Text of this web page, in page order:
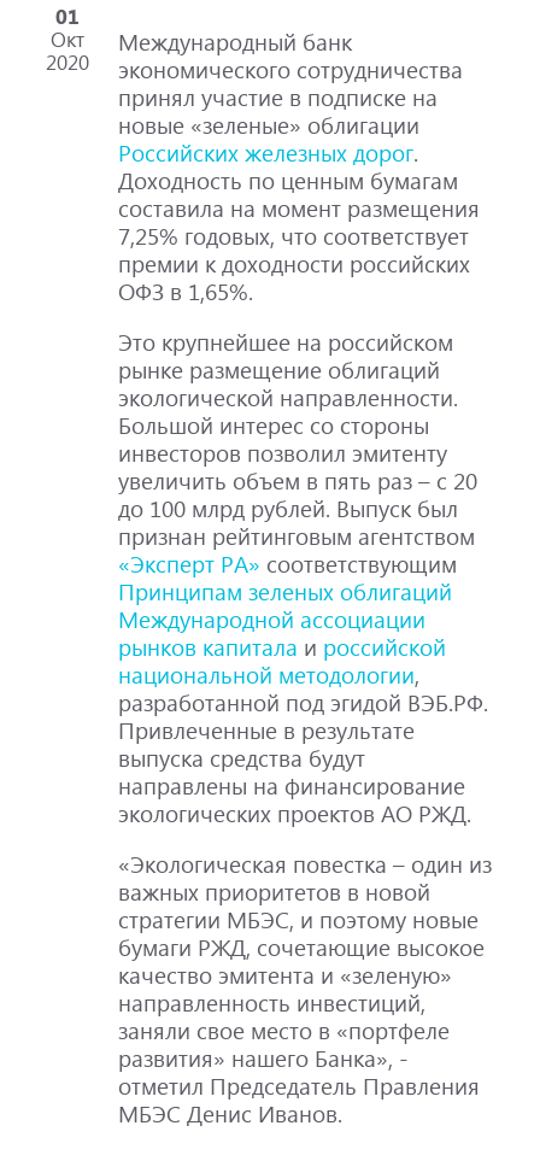
01
Окт
2020
Международный банк
экономического сотрудничества
принял участие в подписке на
новые «зеленые» облигации
Российских железных дорог.
Доходность по ценным бумагам
составила на момент размещения
7,25% годовых, что соответствует
премии к доходности российских
ОФЗ в 1,65%.
Это крупнейшее на российском
рынке размещение облигаций
экологической направленности.
Большой интерес со стороны
инвесторов позволил эмитенту
увеличить объем в пять раз – с 20
до 100 млрд рублей. Выпуск был
признан рейтинговым агентством
«Эксперт РА» соответствующим
Принципам зеленых облигаций
Международной ассоциации
рынков капитала и российской
национальной методологии,
разработанной под эгидой ВЭБ.РФ.
Привлеченные в результате
выпуска средства будут
направлены на финансирование
экологических проектов АО РЖД.
«Экологическая повестка – один из
важных приоритетов в новой
стратегии МБЭС, и поэтому новые
бумаги РЖД, сочетающие высокое
качество эмитента и «зеленую»
направленность инвестиций,
заняли свое место в «портфеле
развития» нашего Банка», -
отметил Председатель Правления
МБЭС Денис Иванов.